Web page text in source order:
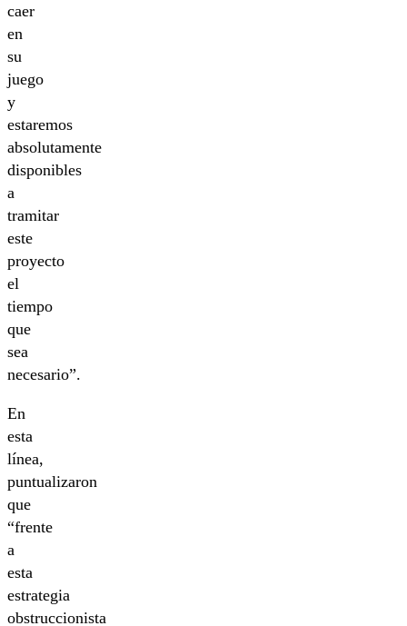
caer
en
su
juego
y
estaremos
absolutamente
disponibles
a
tramitar
este
proyecto
el
tiempo
que
sea
necesario”.
En
esta
línea,
puntualizaron
que
“frente
a
esta
estrategia
obstruccionista